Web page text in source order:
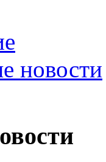
новости